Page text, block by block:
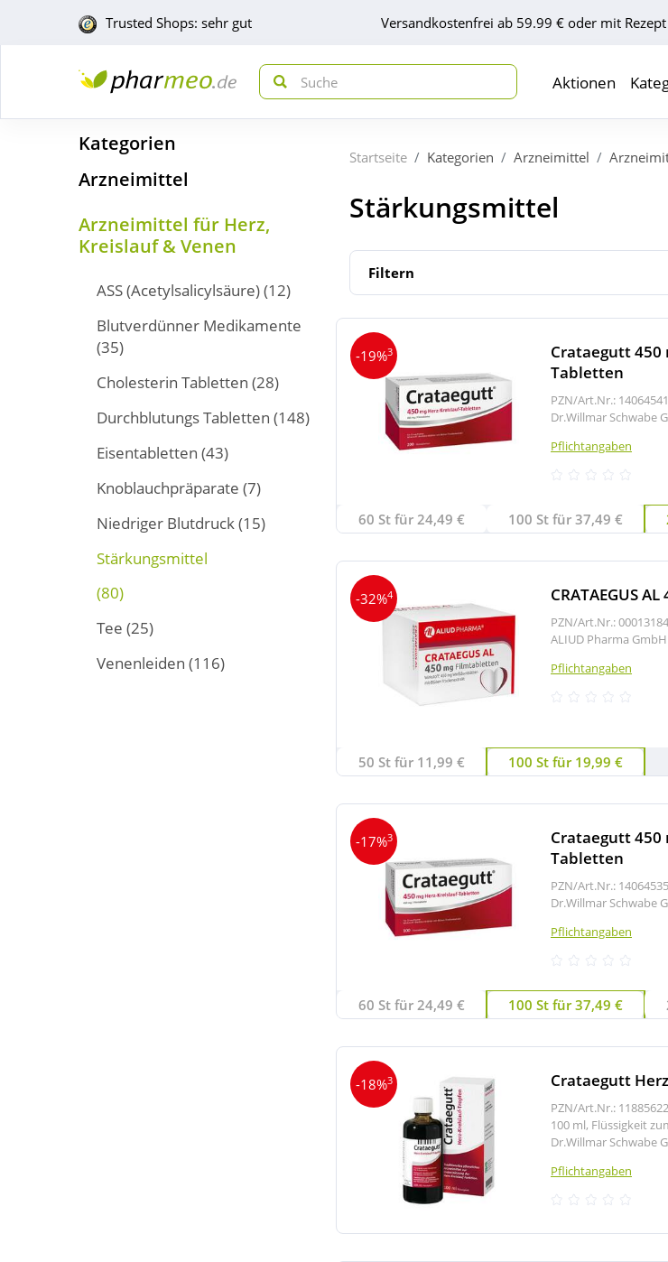
Trusted Shops: sehr gut Versandkostenfrei ab 59.99 € oder mit Rezept
Aktionen
Kategorien
Arzneimittel
Arzneimittel für Herz,
Kreislauf & Venen
ASS (Acetylsalicylsäure)(12)
Blutverdünner Medikamente
(35)
Cholesterin Tabletten (28)
Durchblutungs Tabletten (148)
Eisentabletten (43)
Knoblauchpräparate (7)
Niedriger Blutdruck(15)
Stärkungsmittel
(80)
Tee (25)
Venenleiden (116)
Startseite Kategorien Arzneimittel
Stärkungsmittel
Filtern
-19%3
Crataegutt 450
Tabletten
PZN/Art.Nr.:
Dr.Willmar Schwabe
Pflichtangaben
60 St für 24,49 € 100 St für 37,49 €
-32%4 CRATAEGUS
PZN/Art.Nr.:
ALIUD Pharma GmbH
Pflichtangaben
50 St für 11,99 € 100 St für 19,99 €
-17%3
Crataegutt 450
Tabletten
PZN/Art.Nr.:
Dr.Willmar Schwabe
Pflichtangaben
60 St für 24,49 € 100 St für 37,49 €
-18%3 Crataegutt
PZN/Art.Nr.:
100 ml, Flüssigkeit
Dr.Willmar Schwabe
Pflichtangaben